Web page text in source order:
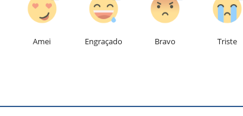
Amei Engraçado Bravo Triste